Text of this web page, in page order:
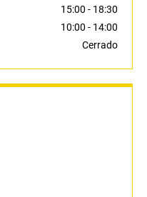
15:00 - 18:30
10:00 - 14:00
Cerrado